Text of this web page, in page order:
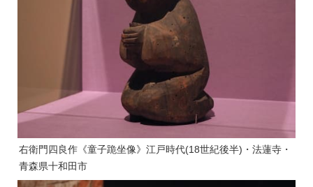
右衛門四良作《童子跪坐像》江戸時代(18世紀後半)・法蓮寺・
青森県十和田市